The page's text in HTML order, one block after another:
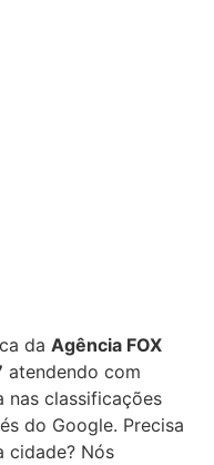
da Agência FOX
atendendo com
nas classificações
do Google. Precisa
cidade? Nós